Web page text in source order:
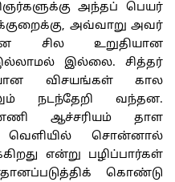
அந்தப் பெயர்
அவ்வாறு அவர்
சில உறுதியான
இல்லை. சித்தர்
விசயங்கள் கால
நடந்தேறி வந்தன.
ஆச்சரியம் தாள
வெளியில் சொன்னால்
என்று பழிப்பார்கள்
கொண்டு